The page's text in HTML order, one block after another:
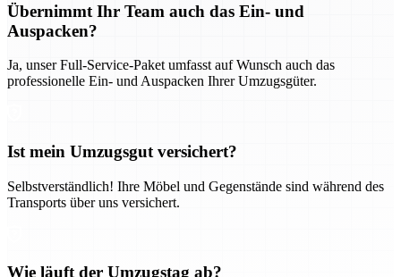
Übernimmt Ihr Team auch das Ein- und
Auspacken?
Ja, unser Full-Service-Paket umfasst auf Wunsch auch das
professionelle Ein- und Auspacken Ihrer Umzugsgüter.
Ist mein Umzugsgut versichert?
Selbstverständlich! Ihre Möbel und Gegenstände sind während des
Transports über uns versichert.
Wie läuft der Umzugstag ab?